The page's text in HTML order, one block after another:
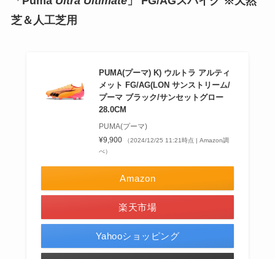
芝＆人工芝用
PUMA(プーマ) K) ウルトラ アルティ
メット FG/AG(LON サンストリーム/
プーマ ブラック/サンセットグロー
28.0CM
PUMA(プーマ)
¥9,900
（2024/12/25 11:21時点 | Amazon調
べ）
Amazon
楽天市場
Yahooショッピング